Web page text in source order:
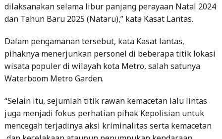
dilaksanakan selama libur panjang perayaan Natal 2024
dan Tahun Baru 2025 (Nataru),” kata Kasat Lantas.
Dalam pengamanan tersebut, kata Kasat lantas,
pihaknya menerjunkan personel di beberapa titik lokasi
wisata populer di wilayah kota Metro, salah satunya
Waterboom Metro Garden.
“Selain itu, sejumlah titik rawan kemacetan lalu lintas
juga menjadi fokus perhatian pihak Kepolisian untuk
mencegah terjadinya aksi kriminalitas serta kemacetan